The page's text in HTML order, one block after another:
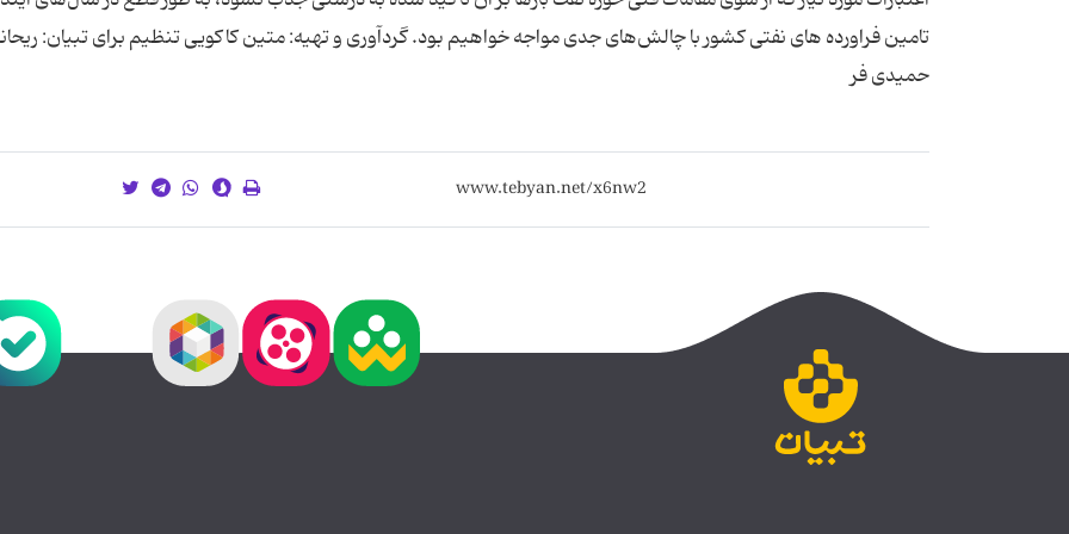
تامین فراورده های نفتی کشور با چالش‌های جدی مواجه خواهیم بود. گردآوری و تهیه: متین کاکویی تنظیم برای تبیان:
حمیدی فر